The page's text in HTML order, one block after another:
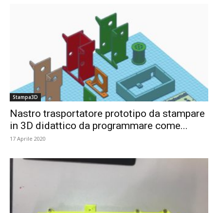
Stampa3D
Nastro trasportatore prototipo da stampare
in 3D didattico da programmare come...
17 Aprile 2020